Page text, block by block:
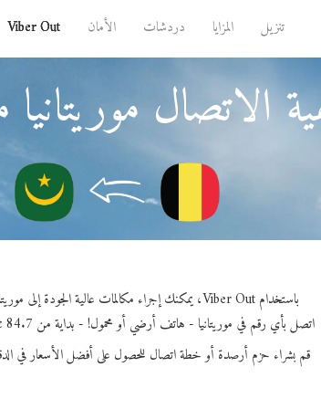
تنزيل المزايا دردشات الأمان Viber Out
الاتصال
باستخدام Viber Out، يمكنك إجراء مكالمات عالية الجودة إلى موريتانيا من بلجيكا.
اتصل بأي رقم في موريتانيا - هاتف أرضي أو محمول! - بداية من 84.7 ¢ فقط لكل دقيقة.
قم بشراء حزم أرصدة أو خطة اتصال للحصول على أفضل الأسعار في